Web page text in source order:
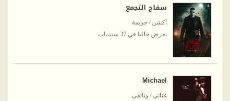
سفاح التجمع
أكشن / جريمة
يعرض حاليا في 37 سينمات
Michael
غنائي / وثائقي